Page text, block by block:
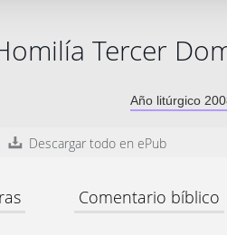
Tercer
Año litúrgico
Descargar todo en ePub
Comentario bíblico